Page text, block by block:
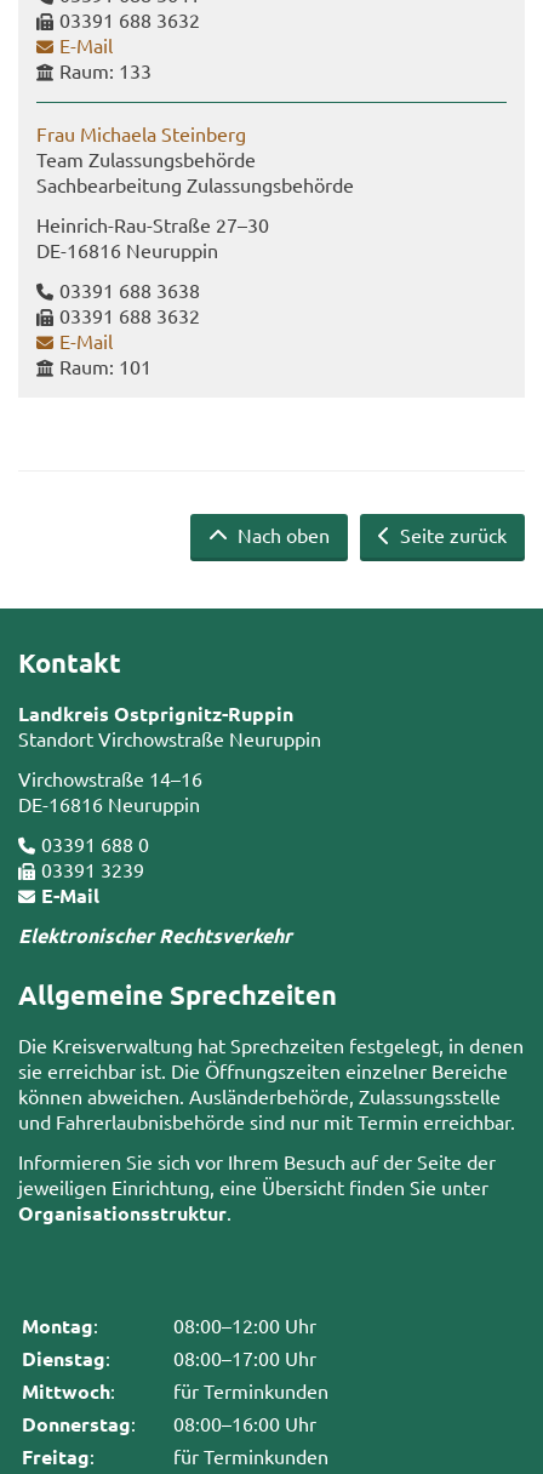
03391 688 3632
E-​Mail
Raum: 133
Frau Mi­chae­la Stein­berg
Team Zu­las­sungs­be­hör­de
Sach­be­ar­bei­tung Zu­las­sungs­be­hör­de
Heinrich-​Rau-Straße 27–30
DE-​16816 Neu­rup­pin
03391 688 3638
03391 688 3632
E-​Mail
Raum: 101
Seite zurück
Nach oben
Kontakt
Landkreis Ostprignitz-Ruppin
Standort Virchowstraße Neuruppin
Virchowstraße 14–16
DE-16816 Neuruppin
03391 688 0
03391 3239
E-Mail
Elektronischer Rechtsverkehr
Allgemeine Sprechzeiten
Die Kreisverwaltung hat Sprechzeiten festgelegt, in denen
sie erreichbar ist. Die Öffnungszeiten einzelner Bereiche
können abweichen. Ausländerbehörde, Zulassungsstelle
und Fahrerlaubnisbehörde sind nur mit Termin erreichbar.
Informieren Sie sich vor Ihrem Besuch auf der Seite der
jeweiligen Einrichtung, eine Übersicht finden Sie unter
Organisationsstruktur
Montag: 08:00–12:00 Uhr
Dienstag: 08:00–17:00 Uhr
Mittwoch: für Terminkunden
Donnerstag: 08:00–16:00 Uhr
Freitag: für Terminkunden